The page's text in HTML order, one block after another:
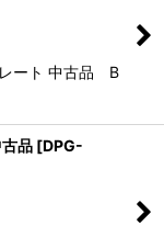
ート 中古品 B
品 [DPG-